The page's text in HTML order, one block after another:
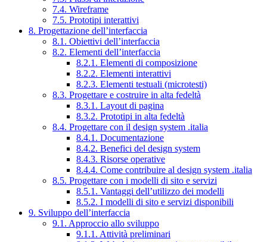
7.4. Wireframe
7.5. Prototipi interattivi
8. Progettazione dell’interfaccia
8.1. Obiettivi dell’interfaccia
8.2. Elementi dell’interfaccia
8.2.1. Elementi di composizione
8.2.2. Elementi interattivi
8.2.3. Elementi testuali (microtesti)
8.3. Progettare e costruire in alta fedeltà
8.3.1. Layout di pagina
8.3.2. Prototipi in alta fedeltà
8.4. Progettare con il design system .italia
8.4.1. Documentazione
8.4.2. Benefici del design system
8.4.3. Risorse operative
8.4.4. Come contribuire al design system .italia
8.5. Progettare con i modelli di sito e servizi
8.5.1. Vantaggi dell’utilizzo dei modelli
8.5.2. I modelli di sito e servizi disponibili
9. Sviluppo dell’interfaccia
9.1. Approccio allo sviluppo
9.1.1. Attività preliminari